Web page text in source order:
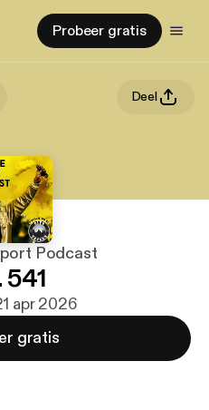
Probeer gratis
Deel
Podcast
541
apr 2026
gratis